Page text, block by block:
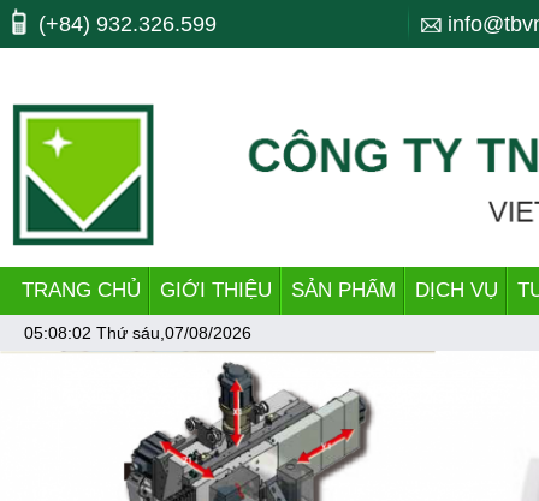
Máy công cụ, may cong cu, CNC, máy cnc, trung tam gia cong, ttgc,
bending, lò xo, nhiet luyen, quenching, tube making machine, dây
(+84) 932.326.599
TRANG CHỦ GIỚI THIỆU SẢN PHẨM DỊCH VỤ
05:08:02 Thứ sáu,07/08/2026